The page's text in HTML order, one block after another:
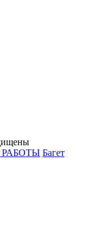
Багет